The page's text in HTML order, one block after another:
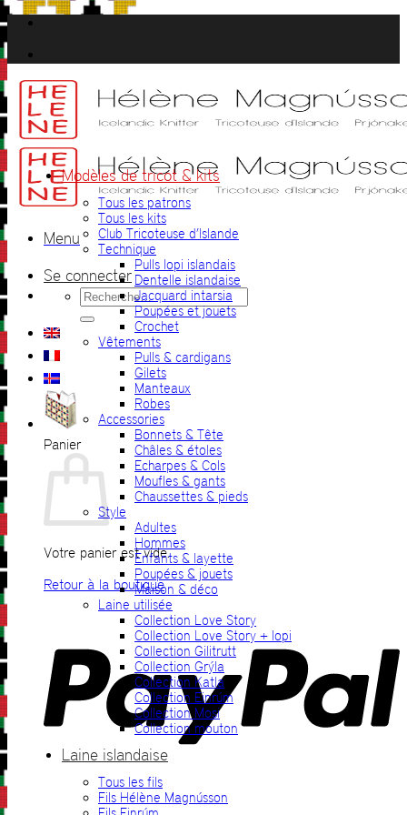
Passer
au
contenu
Menu
Se connecter
Recherche
pour :
Panier
Votre panier est vide.
Retour à la boutique
Modèles de tricot & kits
Tous les patrons
Tous les kits
Club Tricoteuse d’Islande
Technique
Pulls lopi islandais
Dentelle islandaise
Jacquard intarsia
Poupées et jouets
Crochet
Vêtements
Pulls & cardigans
Gilets
Manteaux
Robes
Accessories
Bonnets & Tête
Châles & étoles
Echarpes & Cols
Moufles & gants
Chaussettes & pieds
Style
Adultes
Hommes
Enfants & layette
Poupées & jouets
Maison & déco
Laine utilisée
Collection Love Story
Collection Love Story + lopi
Collection Gilitrutt
Collection Grýla
Collection Katla
Collection Einrúm
Collection Mosi
Collection mouton
Laine islandaise
Tous les fils
Fils Hélène Magnússon